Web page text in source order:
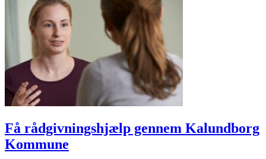
Få rådgivningshjælp gennem Kalundborg
Kommune